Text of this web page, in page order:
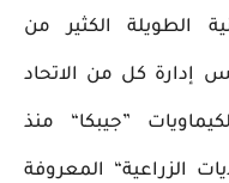
الطويلة الكثير من
إدارة كل من الاتحاد
”جيبكا“ منذ
الزراعية“ المعروفة